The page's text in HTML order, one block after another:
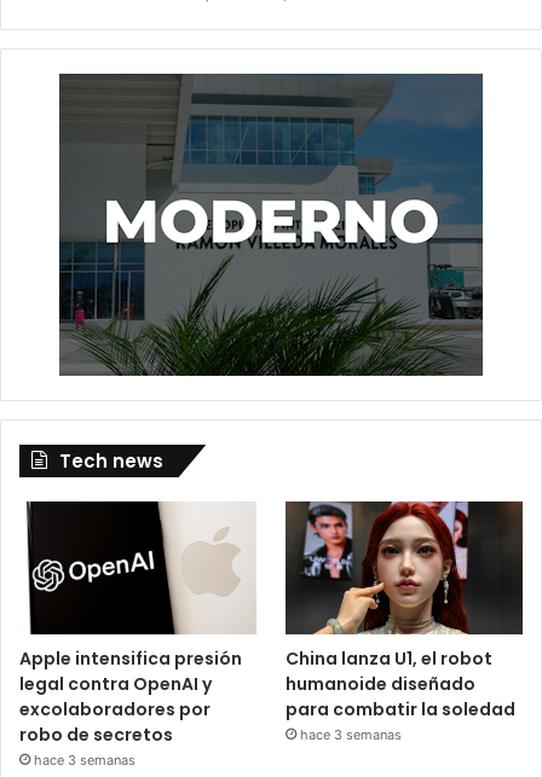
Tech news
Apple intensifica presión
legal contra OpenAI y
excolaboradores por
robo de secretos
hace 3 semanas
China lanza U1, el robot
humanoide diseñado
para combatir la soledad
hace 3 semanas